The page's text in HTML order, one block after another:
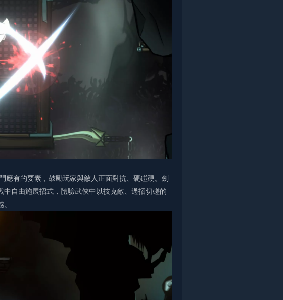
應有的要素，鼓勵玩家與敵人正面對抗、硬碰硬。劍
自由施展招式，體驗武俠中以技克敵、過招切磋的